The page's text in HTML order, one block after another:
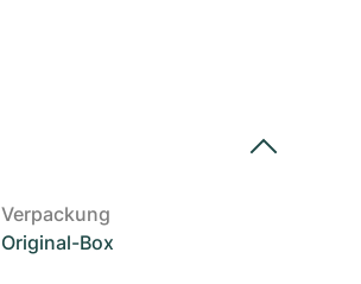
Verpackung
Original-Box